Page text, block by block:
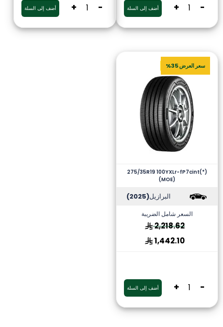
-
+ أضف إلى السلة -
+ أضف إلى السلة
سعر العرض 35%
275/35R19 100YXLr-fP7cint(*)
(MOE)
البرازيل(2025)
السعر شامل الضريبة
2,218.62
1,442.10
-
+ أضف إلى السلة